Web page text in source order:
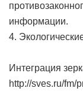
информации.
4.
Интеграция
http://sves.ru/fm/